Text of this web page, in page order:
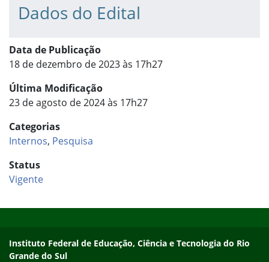
Dados do Edital
Data de Publicação
18 de dezembro de 2023 às 17h27
Última Modificação
23 de agosto de 2024 às 17h27
Categorias
Internos, Pesquisa
Status
Vigente
Contato
Instituto Federal de Educação, Ciência e Tecnologia do Rio
Grande do Sul